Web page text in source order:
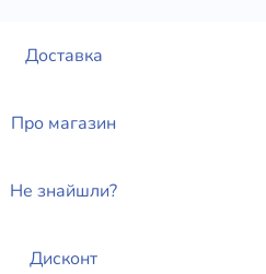
Доставка
Про магазин
Не знайшли?
Дисконт